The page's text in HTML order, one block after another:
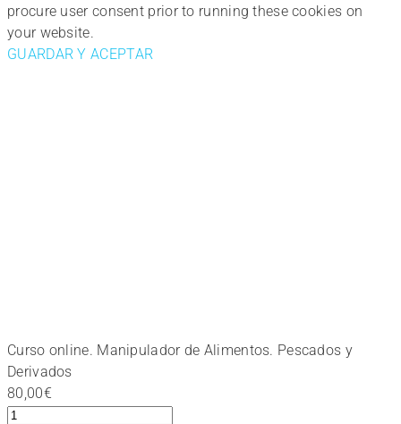
procure user consent prior to running these cookies on
your website.
GUARDAR Y ACEPTAR
Curso online. Manipulador de Alimentos. Pescados y
Derivados
80,00€
Curso